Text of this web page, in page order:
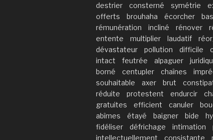
destrier
consterné symétrie
offerts
brouhaha écorcher bas
rémunération
incliné rénover
entente
multiplier laudatif
dévastateur
pollution difficile
intact
feutrée alpaguer
borné
centupler chaînes
souhaitable
axer brut
réduite
protestent endurcir
gratuites
efficient canuler
abîmes
étayé baigner bide
fidéliser
défrichage intimation
intellectuellement
consistante